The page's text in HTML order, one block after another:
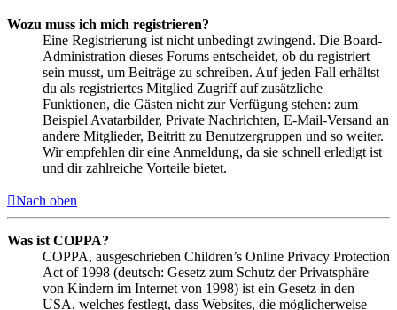
Wozu muss ich mich registrieren?
Eine Registrierung ist nicht unbedingt zwingend. Die Board-
Administration dieses Forums entscheidet, ob du registriert
sein musst, um Beiträge zu schreiben. Auf jeden Fall erhältst
du als registriertes Mitglied Zugriff auf zusätzliche
Funktionen, die Gästen nicht zur Verfügung stehen: zum
Beispiel Avatarbilder, Private Nachrichten, E-Mail-Versand an
andere Mitglieder, Beitritt zu Benutzergruppen und so weiter.
Wir empfehlen dir eine Anmeldung, da sie schnell erledigt ist
und dir zahlreiche Vorteile bietet.
Nach oben
Was ist COPPA?
COPPA, ausgeschrieben Children’s Online Privacy Protection
Act of 1998 (deutsch: Gesetz zum Schutz der Privatsphäre
von Kindern im Internet von 1998) ist ein Gesetz in den
USA, welches festlegt, dass Websites, die möglicherweise